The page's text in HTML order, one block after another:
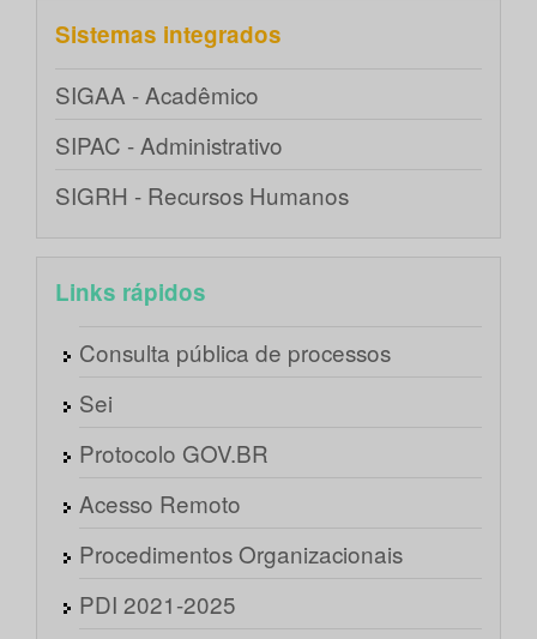
Sistemas integrados
SIGAA - Acadêmico
SIPAC - Administrativo
SIGRH - Recursos Humanos
Links rápidos
Consulta pública de processos
Sei
Protocolo GOV.BR
Acesso Remoto
Procedimentos Organizacionais
PDI 2021-2025